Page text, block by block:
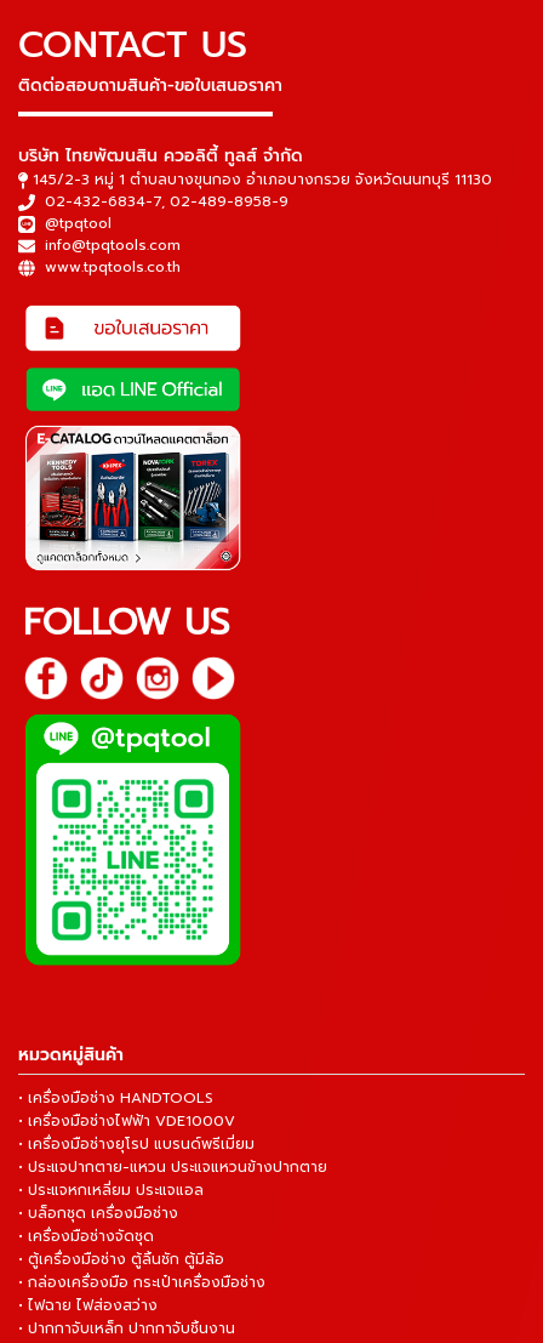
CONTACT US
ติดต่อสอบถามสินค้า-ขอใบเสนอราคา
▬▬▬▬▬▬▬▬▬▬▬▬▬▬▬
บริษัท ไทยพัฒนสิน ควอลิตี้ ทูลส์ จำกัด
145/2-3 หมู่ 1 ตำบลบางขุนกอง อำเภอบางกรวย จังหวัดนนทบุรี 11130
02-432-6834-7, 02-489-8958-9
@tpqtool
info@tpqtools.com
www.tpqtools.co.th
FOLLOW US
หมวดหมู่สินค้า
• เครื่องมือช่าง HANDTOOLS
• เครื่องมือช่างไฟฟ้า VDE1000V
• เครื่องมือช่างยุโรป แบรนด์พรีเมี่ยม
• ประแจปากตาย-แหวน ประแจแหวนข้างปากตาย
• ประแจหกเหลี่ยม ประแจแอล
• บล็อกชุด เครื่องมือช่าง
• เครื่องมือช่างจัดชุด
• ตู้เครื่องมือช่าง ตู้ลิ้นชัก ตู้มีล้อ
• กล่องเครื่องมือ กระเป๋าเครื่องมือช่าง
• ไฟฉาย ไฟส่องสว่าง
• ปากกาจับเหล็ก ปากกาจับชิ้นงาน